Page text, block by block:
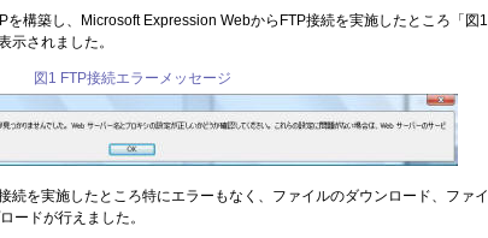
構築し、Microsoft Expression WebからFTP接続を実施したところ「図1
示されました。
図1 FTP接続エラーメッセージ
続を実施したところ特にエラーもなく、ファイルのダウンロード、ファイ
ードが行えました。